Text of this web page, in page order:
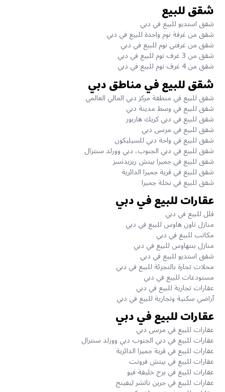
شقق للبيع
شقق استديو للبيع في دبي
شقق من غرفة نوم واحدة للبيع في دبي
شقق من غرفتي نوم للبيع في دبي
شقق من 3 غرف نوم للبيع في دبي
شقق من 4 غرف نوم للبيع في دبي
شقق للبيع في مناطق دبي
شقق للبيع في منطقة مركز دبي المالي العالمي
شقق للبيع في وسط مدينة دبي
شقق للبيع في دبي كريك هاربور
شقق للبيع في مرسى دبي
شقق للبيع في واحة دبي للسيليكون
شقق للبيع في دبي الجنوب، دبي وورلد سنترال
شقق للبيع في جميرا بيتش ريزيدنسز
شقق للبيع في قرية جميرا الدائرية
شقق للبيع في نخلة جميرا
عقارات للبيع في دبي
فلل للبيع في دبي
منازل تاون هاوس للبيع في دبي
مكاتب للبيع في دبي
منازل بنتهاوس للبيع في دبي
شقق استديو للبيع في دبي
محلات تجارة بالتجزئة للبيع في دبي
مستودعات للبيع في دبي
عقارات تجارية للبيع في دبي
آراضي سكنية وتجارية للبيع في دبي
عقارات للبيع في دبي
عقارات للبيع في مرسى دبي
عقارات للبيع في دبي الجنوب دبي وورلد سنترال
عقارات للبيع في قرية جميرا الدائرية
عقارات للبيع في بيتش فرونت
عقارات للبيع في برج خليفة فيو
عقارات للبيع في جرين ناتشر ليفينج